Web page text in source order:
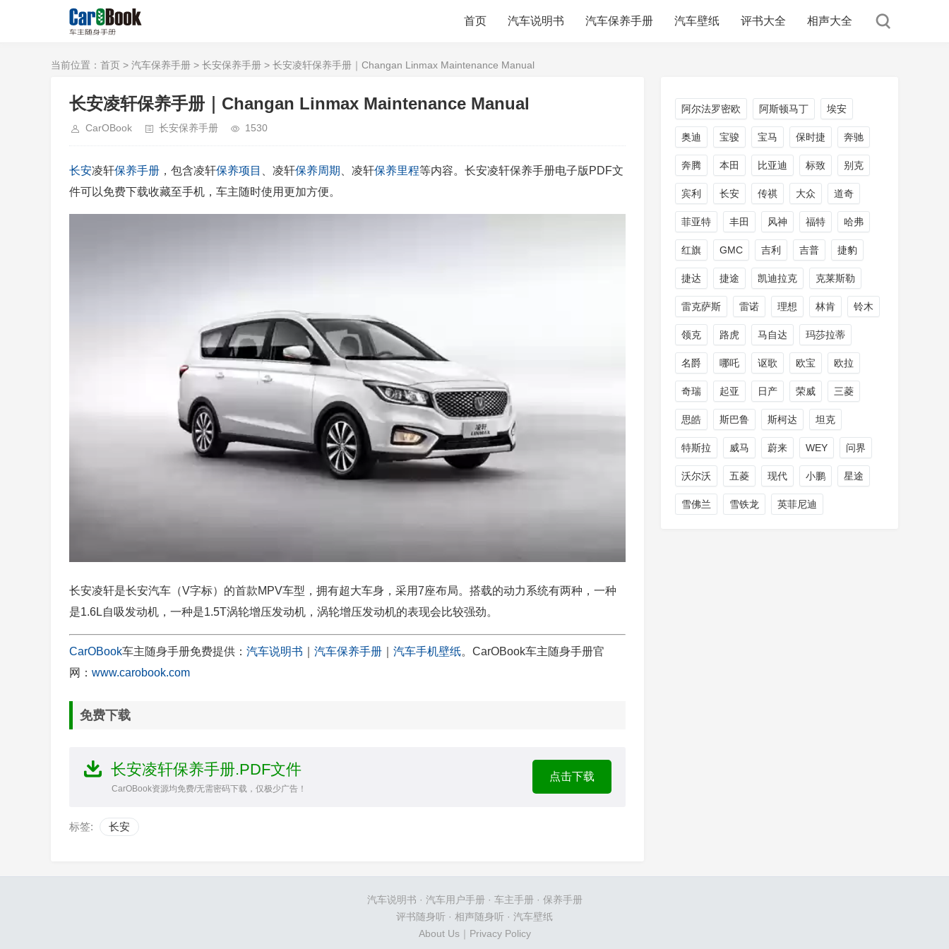
首页 汽车说明书 汽车保养手册 汽车壁纸 评书大全 相声大全
当前位置： 首页 > 汽车保养手册 > 长安保养手册 > 长安凌轩保养手册｜Changan Linmax Maintenance Manual
长安凌轩保养手册｜Changan Linmax Maintenance Manual
CarOBook 长安保养手册 1530
长安凌轩保养手册 ，包含凌轩保养项目 、凌轩保养周期 、凌轩保养里程等内容。长安凌轩保养手册电子版PDF文
件可以免费下载收藏至手机，车主随时使用更加方便。
长安凌轩是长安汽车（V字标）的首款MPV车型，拥有超大车身，采用7座布局。搭载的动力系统有两种，一种
是1.6L自吸发动机，一种是1.5T涡轮增压发动机，涡轮增压发动机的表现会比较强劲。
CarOBook车主随身手册免费提供： 汽车说明书 汽车保养手册 汽车手机壁纸。CarOBook车主随身手册官
网： www.carobook.com
免费下载
长安凌轩保养手册.PDF文件
CarOBook资源均免费/无需密码下载，仅极少广告！
点击下载
标签: 长安
阿尔法罗密欧 阿斯顿马丁 埃安
奥迪 宝骏 宝马 保时捷 奔驰
奔腾 本田 比亚迪 标致 别克
宾利 长安 传祺 大众 道奇
菲亚特 丰田 风神 福特 哈弗
红旗 GMC 吉利 吉普 捷豹
捷达 捷途 凯迪拉克 克莱斯勒
雷克萨斯 雷诺 理想 林肯 铃木
领克 路虎 马自达 玛莎拉蒂
名爵 哪吒 讴歌 欧宝 欧拉
奇瑞 起亚 日产 荣威 三菱
思皓 斯巴鲁 斯柯达 坦克
特斯拉 威马 蔚来 WEY 问界
沃尔沃 五菱 现代 小鹏 星途
雪佛兰 雪铁龙 英菲尼迪
汽车说明书 · 汽车用户手册· 车主手册· 保养手册
评书随身听 · 相声随身听 · 汽车壁纸
About Us｜ Privacy Policy